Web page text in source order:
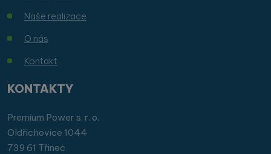
Naše realizace
O nás
Kontakt
KONTAKTY
Premium Power s. r. o.
Oldřichovice 1044
739 61 Třinec